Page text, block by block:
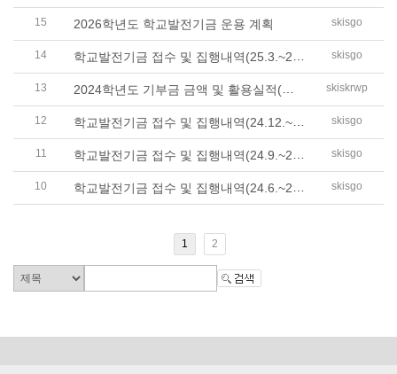
15 2026학년도 학교발전기금 운용 계획 skisgo
14 skisgo
13 2024학년도 기부금 금액 및 활용실적(학교.. skiskrwp
12 학교발전기금 접수 및 집행내역(24.12.~25... skisgo
11 skisgo
10 skisgo
1 2